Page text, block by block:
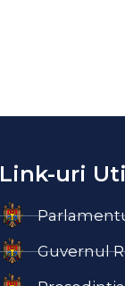
Link-uri
Guvernul